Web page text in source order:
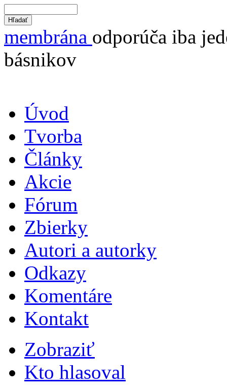
membrána odporúča iba
básnikov
Úvod
Tvorba
Články
Akcie
Fórum
Zbierky
Autori a autorky
Odkazy
Komentáre
Kontakt
Zobraziť
Kto hlasoval